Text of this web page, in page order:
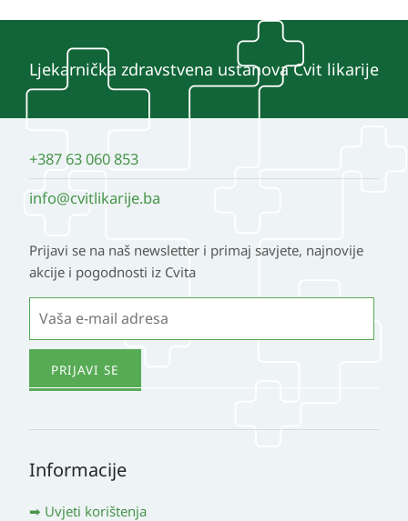
Ljekarnička zdravstvena ustanova Cvit likarije
+387 63 060 853
info@cvitlikarije.ba
Prijavi se na naš newsletter i primaj savjete, najnovije
akcije i pogodnosti iz Cvita
Informacije
Uvjeti korištenja